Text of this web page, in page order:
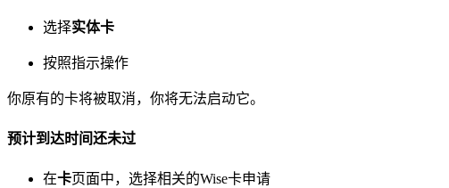
选择实体卡
按照指示操作
你原有的卡将被取消，你将无法启动它。
预计到达时间还未过
在卡页面中，选择相关的Wise卡申请